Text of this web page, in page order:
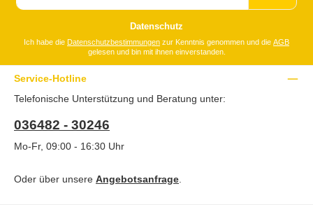
Adresse
Datenschutz
Ich habe die Datenschutzbestimmungen zur Kenntnis genommen und die AGB
gelesen und bin mit ihnen einverstanden.
Service-Hotline
Telefonische Unterstützung und Beratung unter:
036482 - 30246
Mo-Fr, 09:00 - 16:30 Uhr
Oder über unsere Angebotsanfrage